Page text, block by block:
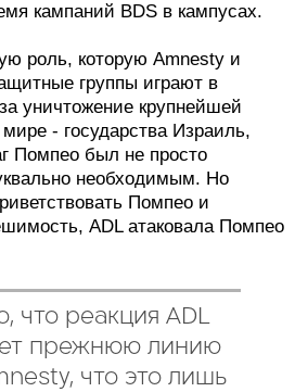
кампаний BDS в кампусах.
роль, которую Amnesty и
группы играют в
уничтожение крупнейшей
- государства Израиль,
Помпео был не просто
необходимым. Но
Помпео и
ADL атаковала Помпео
что реакция ADL
прежнюю линию
что это лишь